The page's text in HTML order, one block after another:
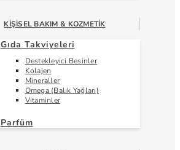
KIŞISEL BAKIM & KOZMETIK
Gıda Takviyeleri
Destekleyici Besinler
Kolajen
Mineraller
Omega (Balık Yağları)
Vitaminler
Parfüm